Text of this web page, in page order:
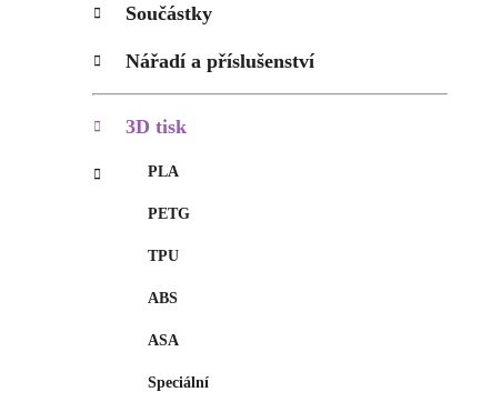
p
n
e
l
Součástky
Nářadí a příslušenství
3D tisk
PLA
PETG
TPU
ABS
ASA
Speciální